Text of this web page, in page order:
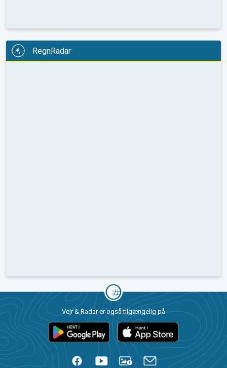
RegnRadar
Vejr & Radar er også tilgængelig på